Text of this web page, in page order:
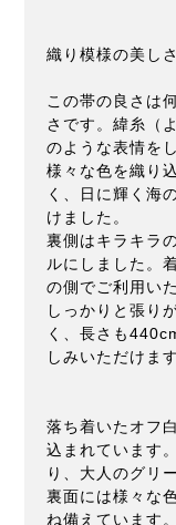
織り模様の美し
この帯の良さは
さです。緯糸（
のような表情を
様々な色を織り
く、日に輝く海
けました。
裏側はキラキラ
ルにしました。
の側でご利用い
しっかりと張り
く、長さも
しみいただけます
落ち着いたオフ
込まれています
り、大人のグリ
裏面には様々な
ね備えています。